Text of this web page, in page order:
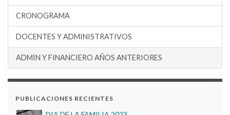
CRONOGRAMA
DOCENTES Y ADMINISTRATIVOS
ADMIN Y FINANCIERO AÑOS ANTERIORES
PUBLICACIONES RECIENTES
Proceso de Matrículas 2026